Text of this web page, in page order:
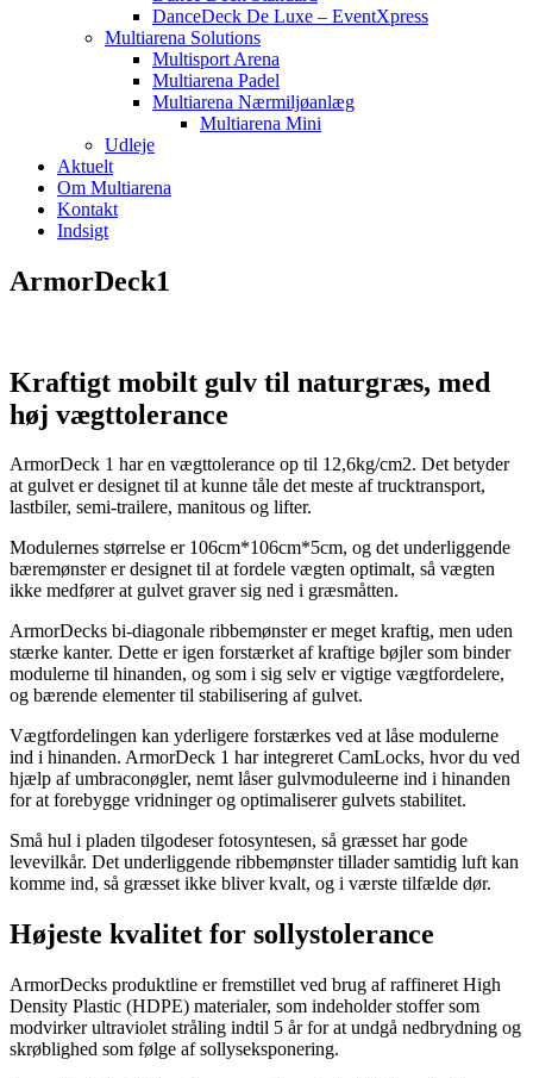
DanceDeck De Luxe – EventXpress
Multiarena Solutions
Multisport Arena
Multiarena Padel
Multiarena Nærmiljøanlæg
Multiarena Mini
Udleje
Aktuelt
Om Multiarena
Kontakt
Indsigt
ArmorDeck1
Kraftigt mobilt gulv til naturgræs, med
høj vægttolerance
ArmorDeck 1 har en vægttolerance op til 12,6kg/cm2. Det betyder
at gulvet er designet til at kunne tåle det meste af trucktransport,
lastbiler, semi-trailere, manitous og lifter.
Modulernes størrelse er 106cm*106cm*5cm, og det underliggende
bæremønster er designet til at fordele vægten optimalt, så vægten
ikke medfører at gulvet graver sig ned i græsmåtten.
ArmorDecks bi-diagonale ribbemønster er meget kraftig, men uden
stærke kanter. Dette er igen forstærket af kraftige bøjler som binder
modulerne til hinanden, og som i sig selv er vigtige vægtfordelere,
og bærende elementer til stabilisering af gulvet.
Vægtfordelingen kan yderligere forstærkes ved at låse modulerne
ind i hinanden. ArmorDeck 1 har integreret CamLocks, hvor du ved
hjælp af umbraconøgler, nemt låser gulvmoduleerne ind i hinanden
for at forebygge vridninger og optimaliserer gulvets stabilitet.
Små hul i pladen tilgodeser fotosyntesen, så græsset har gode
levevilkår. Det underliggende ribbemønster tillader samtidig luft kan
komme ind, så græsset ikke bliver kvalt, og i værste tilfælde dør.
Højeste kvalitet for sollystolerance
ArmorDecks produktline er fremstillet ved brug af raffineret High
Density Plastic (HDPE) materialer, som indeholder stoffer som
modvirker ultraviolet stråling indtil 5 år for at undgå nedbrydning og
skrøblighed som følge af sollyseksponering.